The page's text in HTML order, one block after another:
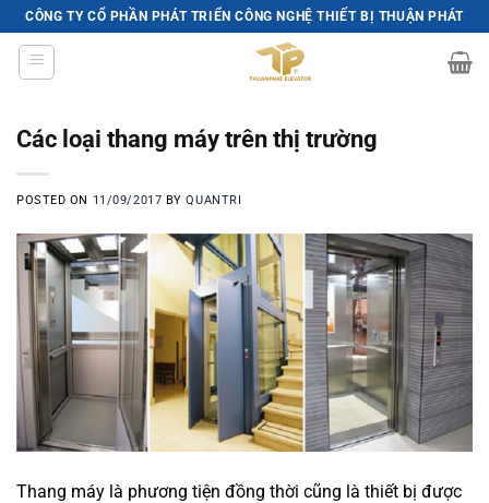
Skip
to
content
CÔNG TY CỔ PHẦN PHÁT TRIỂN CÔNG NGHỆ THIẾT BỊ THUẬN PHÁT
Các loại thang máy trên thị trường
POSTED ON 11/09/2017 BYQUANTRI
Thang máy là phương tiện đồng thời cũng là thiết bị được